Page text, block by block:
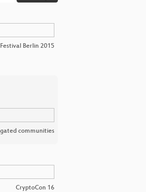
Berlin 2015
gated communities
CryptoCon 16